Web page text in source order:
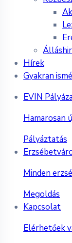
Hírek
Gyakran
EVIN
Hamarosan
Pályáztatás
Minden
Megoldás
Kapcsolat
Elérhetőek